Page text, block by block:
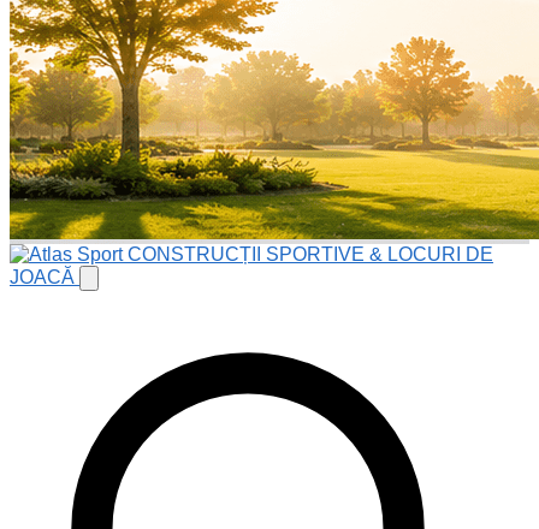
CONSTRUCȚII SPORTIVE & LOCURI DE
JOACĂ